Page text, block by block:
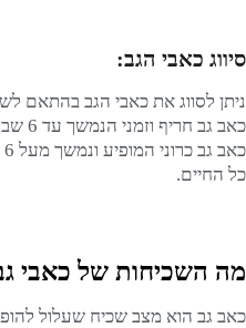
סיווג כאבי הגב:
ניתן לסווג את כאבי הגב בהתאם
כאב גב חריף וזמני הנמשך עד 6 שבועות.
כל החיים.
מה השכיחות של כאבי
כאב גב הוא מצב שכיח שעלול